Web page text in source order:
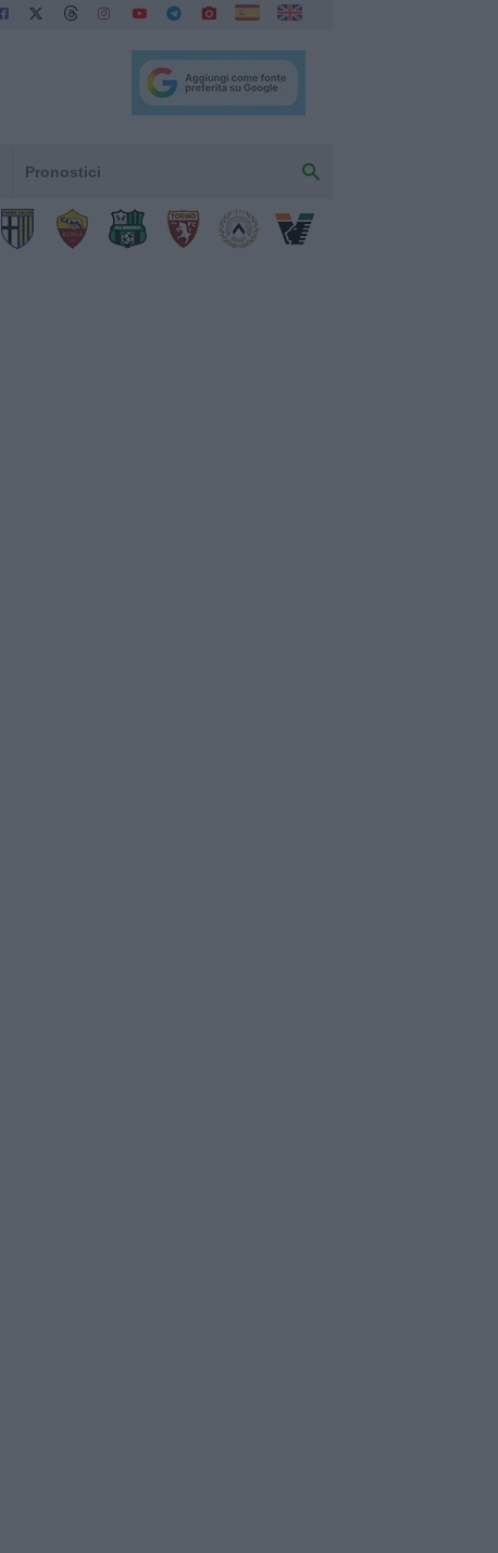
Pronostici